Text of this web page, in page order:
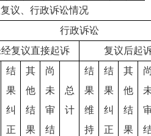
议、行政诉讼情况
行政诉讼
经复议直接起诉
复议后起
结
果
纠
正
其
他
结
果
尚
未
审
结
总
计
结
果
维
持
结
果
纠
正
其
他
结
果